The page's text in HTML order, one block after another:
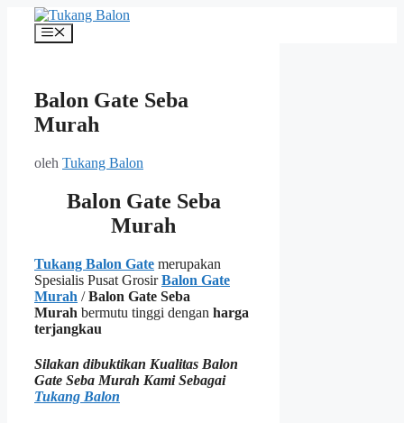
Langsung
Menu
Balon Gate Seba
Murah
oleh Tukang Balon
Balon Gate Seba
Murah
Tukang Balon Gate merupakan
Spesialis Pusat GrosirBalon Gate
Murah /Balon Gate Seba
Murah bermutu tinggi dengan harga
terjangkau
Silakan dibuktikan Kualitas Balon
Gate Seba Murah Kami Sebagai
Tukang Balon